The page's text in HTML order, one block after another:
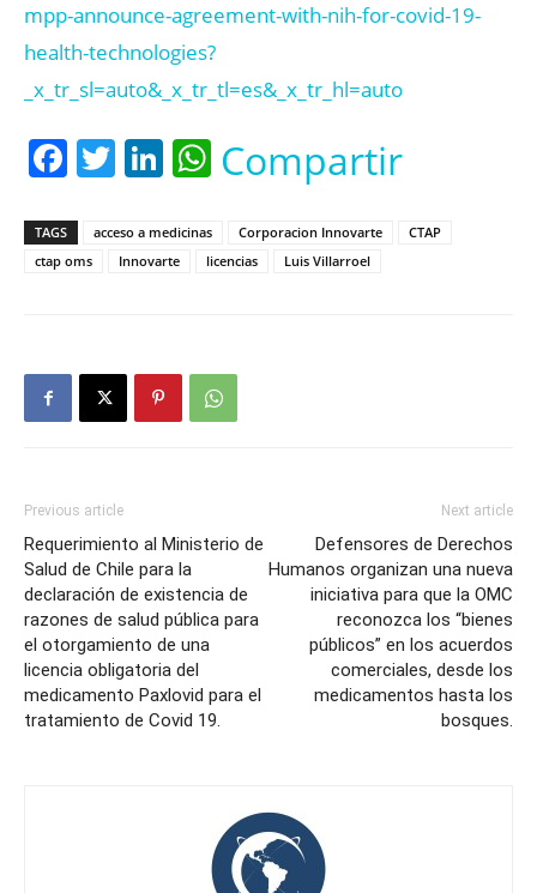
mpp-announce-agreement-with-nih-for-covid-19-
health-technologies?
_x_tr_sl=auto&_x_tr_tl=es&_x_tr_hl=auto
Facebook
Twitter
LinkedIn
WhatsApp
Compartir
TAGS acceso a medicinas Corporacion Innovarte
CTAP
ctap oms
Innovarte licencias Luis Villarroel
Previous article
Requerimiento al Ministerio de
Salud de Chile para la
declaración de existencia de
razones de salud pública para
el otorgamiento de una
licencia obligatoria del
medicamento Paxlovid para el
tratamiento de Covid 19.
Next article
Defensores de Derechos
Humanos organizan una nueva
iniciativa para que la OMC
reconozca los “bienes
públicos” en los acuerdos
comerciales, desde los
medicamentos hasta los
bosques.